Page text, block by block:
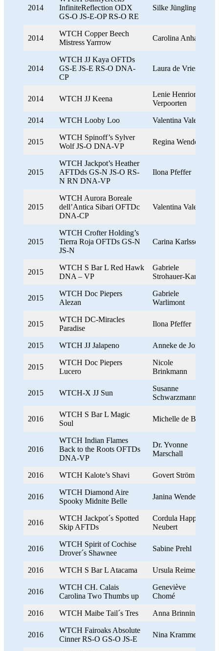
2014
InfiniteReflection ODX
GS-O JS-E-OP RS-O RE
Silke Jüngling
2014
WTCH Copper Beech
Mistress Yarrrow
Carolina Anhamm
2014
WTCH JJ Kaya OFTDs
GS-E JS-E RS-O DNA-
CP
Laura de Vries
2014 WTCH JJ Keena
Lenie Henrion-
Verpoorten
2014 WTCH Looby Loo Valentina Valenti
2015
WTCH Spinoff’s Sylver
Wolf JS-O DNA-VP
Regina Wendel
2015
WTCH Jackpot’s Heather
AFTDds GS-N JS-O RS-
N RN DNA-VP
Ilona Pfeffer
2015
WTCH Aurora Boreale
dell’Antica Sibari OFTDc
DNA-CP
Valentina Valenti
2015
WTCH Crofter Holding’s
Tierra Roja OFTDs GS-N
JS-N
Carina Karlsson
2015
WTCH S Bar L Red Hawk
DNA – VP
Gabriele
Strohauer-Kamp
2015
WTCH Doc Piepers
Alezan
Gabriele
Warlimont
2015
WTCH DC-Miracles
Paradise
Ilona Pfeffer
2015 WTCH JJ Jalapeno Anneke de Jong
2015
WTCH Doc Piepers
Lucero
Nicole
Brinkmann
2015 WTCH-X JJ Sun
Susanne
Schwarzmann
2016
WTCH S Bar L Magic
Soul
Michelle de Boer
2016
WTCH Indian Flames
Back to the Roots OFTDs
DNA-VP
Dr. Yvonne
Marschall
2016 WTCH Kalote’s Shavi Govert Ström
2016
WTCH Diamond Aire
Spooky Midnite Belle
Janina Wendel
2016
WTCH Jackpot´s Spotted
Skip AFTDs
Cordula Happe-
Neubert
2016
WTCH Spirit of Cochise
Drover´s Shawnee
Sabine Prehl
2016 WTCH S Bar L Atacama Ursula Reimers
2016
WTCH CH. Calais
Carolina Two Thumbs up
Geneviève
Chomé
2016 WTCH Maibe Tail´s Tres Anna Brinning
2016
WTCH Fairoaks Absolute
Cinner RS-O GS-O JS-E
Nina Krammer